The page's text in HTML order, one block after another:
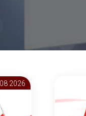
2026